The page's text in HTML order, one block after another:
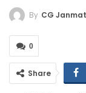
By CG Janmat
0
Share